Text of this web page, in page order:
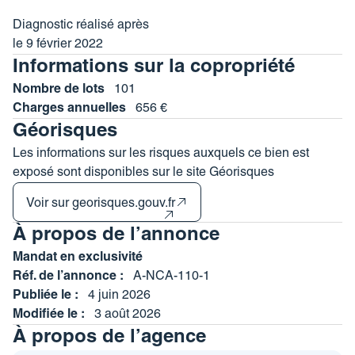
Les informations sur les risques auxquels ce bien est
exposé sont disponibles sur le site Géorisques : www.
georisques. gouv. fr (***).
Copropriété de 101 lots – dont 76 lots habitation. (Pas de
procédure en cours).
Charges annuelles : 656 euros.
Diagnostic réalisé après
le 9 février 2022
Informations sur la copropriété
Nombre de lots
101
Charges annuelles
656 €
Géorisques
Les informations sur les risques auxquels ce bien est
exposé sont disponibles sur le site Géorisques
Voir sur georisques.gouv.fr
À propos de l’annonce
Mandat en exclusivité
Réf. de l’annonce :
A-NCA-110-1
Publiée le :
4 juin 2026
Modifiée le :
3 août 2026
À propos de l’agence